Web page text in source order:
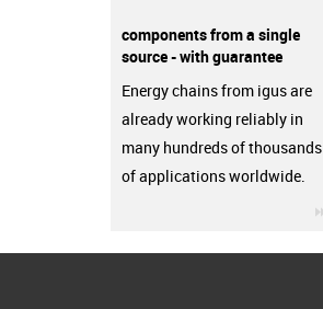
components from a single
source - with guarantee
Energy chains from igus are
already working reliably in
many hundreds of thousands
of applications worldwide.